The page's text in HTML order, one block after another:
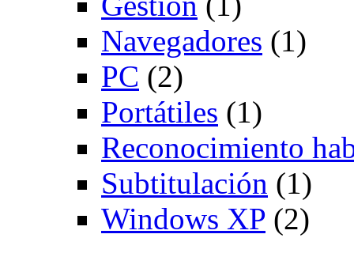
Navegadores (1)
PC (2)
Portátiles (1)
Reconocimiento
Subtitulación (1)
Windows XP (2)